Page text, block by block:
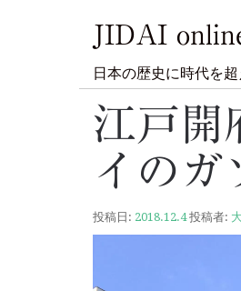
JIDAI
日本の歴史に時代を
江戸開
イのガ
投稿日: 2018.12.4投稿者: